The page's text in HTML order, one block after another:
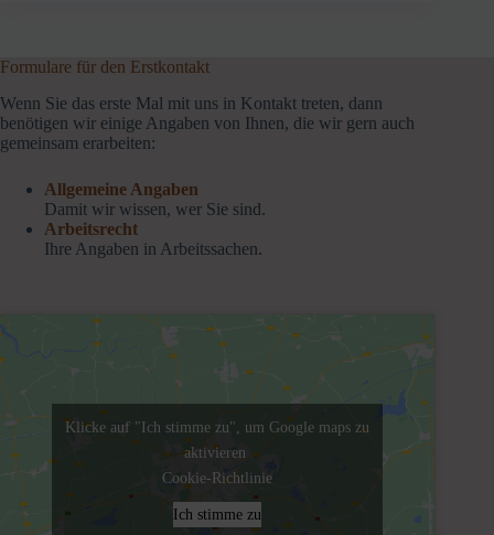
Formulare für den Erstkontakt
Wenn Sie das erste Mal mit uns in Kontakt treten, dann
benötigen wir einige Angaben von Ihnen, die wir gern auch
gemeinsam erarbeiten:
Allgemeine Angaben
Damit wir wissen, wer Sie sind.
Arbeitsrecht
Ihre Angaben in Arbeitssachen.
Klicke auf "Ich stimme zu", um Google maps zu
aktivieren
Cookie-Richtlinie
Ich stimme zu